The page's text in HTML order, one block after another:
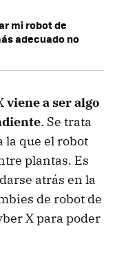
mi robot de
adecuado no
viene a ser algo
. Se trata
la que el robot
plantas. Es
atrás en la
de robot de
X para poder